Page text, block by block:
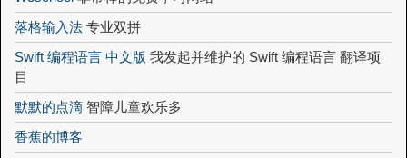
落格输入法 专业双拼
Swift 编程语言 中文版 我发起并维护的 Swift 编程语言 翻译项
目
默默的点滴 智障儿童欢乐多
香蕉的博客